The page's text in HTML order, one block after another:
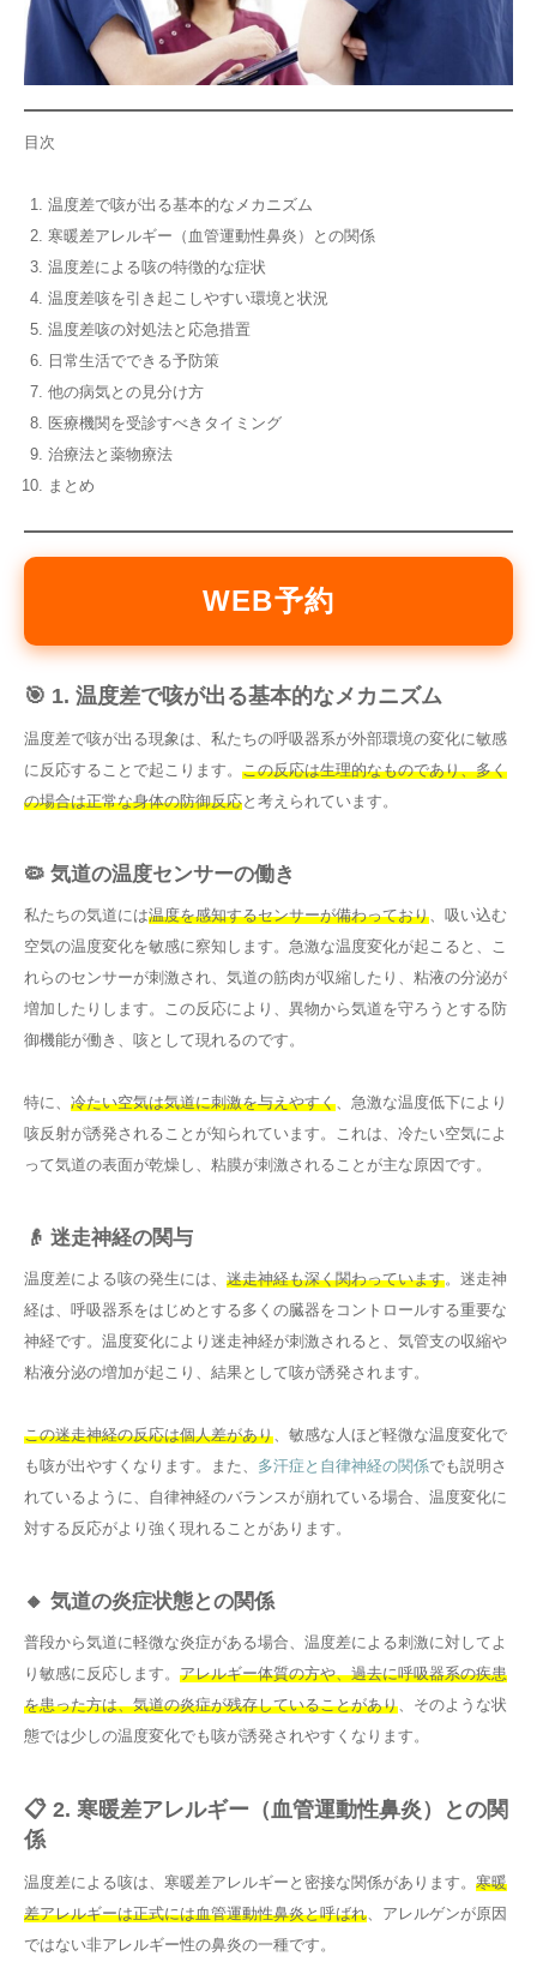
目次
温度差で咳が出る基本的なメカニズム
寒暖差アレルギー（血管運動性鼻炎）との関係
温度差による咳の特徴的な症状
温度差咳を引き起こしやすい環境と状況
温度差咳の対処法と応急措置
日常生活でできる予防策
他の病気との見分け方
医療機関を受診すべきタイミング
治療法と薬物療法
まとめ
WEB予約
🎯 1. 温度差で咳が出る基本的なメカニズム
温度差で咳が出る現象は、私たちの呼吸器系が外部環境の変化に敏感
に反応することで起こります。 この反応は生理的なものであり、多く
の場合は正常な身体の防御反応と考えられています。
🦠 気道の温度センサーの働き
私たちの気道には温度を感知するセンサーが備わっており、吸い込む
空気の温度変化を敏感に察知します。急激な温度変化が起こると、こ
れらのセンサーが刺激され、気道の筋肉が収縮したり、粘液の分泌が
増加したりします。この反応により、異物から気道を守ろうとする防
御機能が働き、咳として現れるのです。
特に、 冷たい空気は気道に刺激を与えやすく、急激な温度低下により
咳反射が誘発されることが知られています。これは、冷たい空気によ
って気道の表面が乾燥し、粘膜が刺激されることが主な原因です。
👴 迷走神経の関与
温度差による咳の発生には、 迷走神経も深く関わっています。迷走神
経は、呼吸器系をはじめとする多くの臓器をコントロールする重要な
神経です。温度変化により迷走神経が刺激されると、気管支の収縮や
粘液分泌の増加が起こり、結果として咳が誘発されます。
この迷走神経の反応は個人差があり、敏感な人ほど軽微な温度変化で
も咳が出やすくなります。また、 多汗症と自律神経の関係でも説明さ
れているように、自律神経のバランスが崩れている場合、温度変化に
対する反応がより強く現れることがあります。
🔸 気道の炎症状態との関係
普段から気道に軽微な炎症がある場合、温度差による刺激に対してよ
り敏感に反応します。 アレルギー体質の方や、過去に呼吸器系の疾患
を患った方は、気道の炎症が残存していることがあり、そのような状
態では少しの温度変化でも咳が誘発されやすくなります。
📋 2. 寒暖差アレルギー（血管運動性鼻炎）との関
係
温度差による咳は、寒暖差アレルギーと密接な関係があります。 寒暖
差アレルギーは正式には血管運動性鼻炎と呼ばれ、アレルゲンが原因
ではない非アレルギー性の鼻炎の一種です。